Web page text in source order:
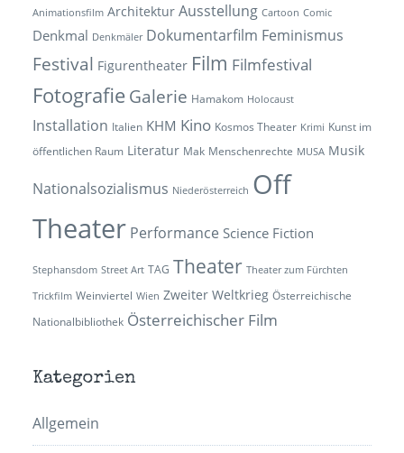
Animationsfilm Architektur Ausstellung Cartoon Comic
Denkmal Denkmäler Dokumentarfilm Feminismus
Festival Figurentheater Film Filmfestival
Fotografie Galerie Hamakom Holocaust
Installation Italien KHM Kino Kosmos Theater Krimi Kunst im
öffentlichen Raum Literatur Mak Menschenrechte MUSA Musik
Nationalsozialismus Niederösterreich Off
Theater Performance Science Fiction
Stephansdom Street Art TAG Theater Theater zum Fürchten
Trickfilm Weinviertel Wien Zweiter Weltkrieg Österreichische
Nationalbibliothek Österreichischer Film
Kategorien
Allgemein